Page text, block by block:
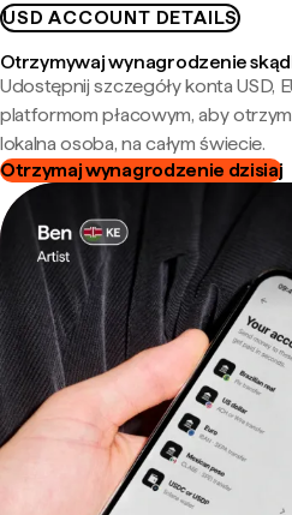
USD ACCOUNT DETAILS
Otrzymywaj wynagrodzenie
Udostępnij szczegóły konta USD,
platformom płacowym, aby
lokalna osoba, na całym świecie.
Otrzymaj wynagrodzenie dzisiaj